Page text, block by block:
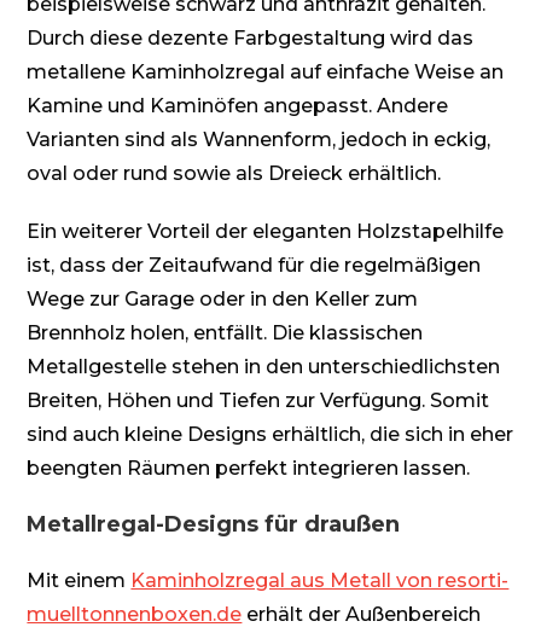
Durch diese dezente Farbgestaltung wird das
metallene Kaminholzregal auf einfache Weise an
Kamine und Kaminöfen angepasst. Andere
Varianten sind als Wannenform, jedoch in eckig,
oval oder rund sowie als Dreieck erhältlich.
Ein weiterer Vorteil der eleganten Holzstapelhilfe
ist, dass der Zeitaufwand für die regelmäßigen
Wege zur Garage oder in den Keller zum
Brennholz holen, entfällt. Die klassischen
Metallgestelle stehen in den unterschiedlichsten
Breiten, Höhen und Tiefen zur Verfügung. Somit
sind auch kleine Designs erhältlich, die sich in eher
beengten Räumen perfekt integrieren lassen.
Metallregal-Designs für draußen
Mit einem Kaminholzregal aus Metall von resorti-
muelltonnenboxen.de erhält der Außenbereich